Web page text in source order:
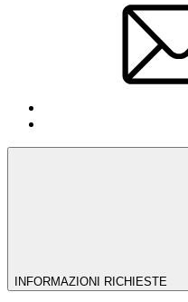
INFORMAZIONI RICHIESTE